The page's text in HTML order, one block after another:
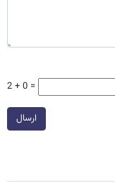
2 + 0 =
ارسال